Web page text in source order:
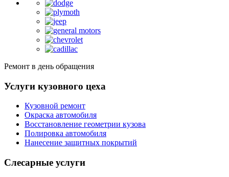
Ремонт в день обращения
Услуги кузовного цеха
Кузовной ремонт
Окраска автомобиля
Восстановление геометрии кузова
Полировка автомобиля
Нанесение защитных покрытий
Слесарные услуги